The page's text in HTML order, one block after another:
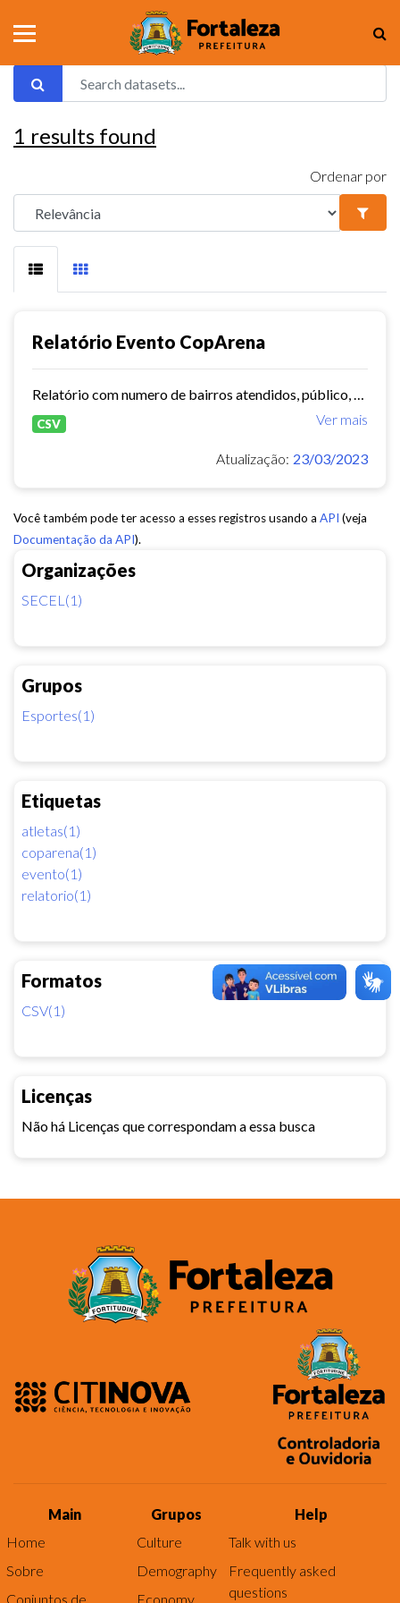
Organizações
SECEL(1)
Grupos
Esportes(1)
Etiquetas
atletas(1)
coparena(1)
evento(1)
relatorio(1)
Formatos
CSV(1)
Licenças
Não há Licenças que correspondam a essa busca
1 results found
Ordenar por
Relatório Evento CopArena
Ver mais
CSV
Atualização: 23/03/2023
Você também pode ter acesso a esses registros usando a API (veja
Documentação da API).
Main
Home
Sobre
Conjuntos de
Grupos
Culture
Demography
Economy
Help
Talk with us
Frequently asked
questions